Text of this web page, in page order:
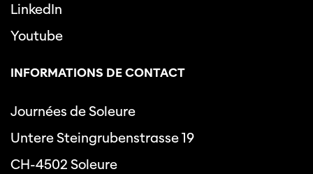
LinkedIn
Youtube
INFORMATIONS DE CONTACT
Journées de Soleure
Untere Steingrubenstrasse 19
CH-4502 Soleure